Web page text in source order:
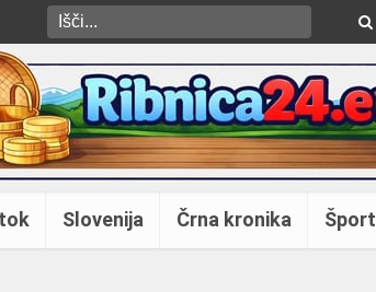
Slovenija Črna kronika Šport